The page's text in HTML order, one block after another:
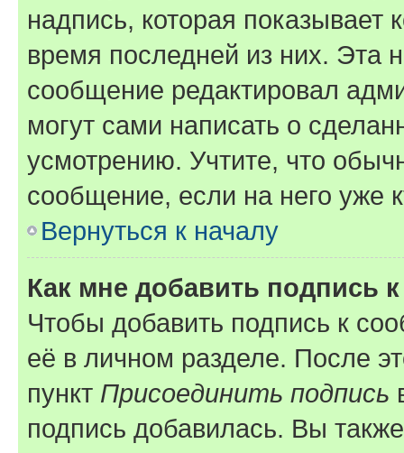
надпись, которая показывает
время последней из них. Эта
сообщение редактировал
могут сами написать о
усмотрению. Учтите, что
сообщение, если на него уже
Вернуться к началу
Как мне добавить подпись
Чтобы добавить подпись к
её в личном разделе. После
пункт Присоединить подпись
подпись добавилась. Вы